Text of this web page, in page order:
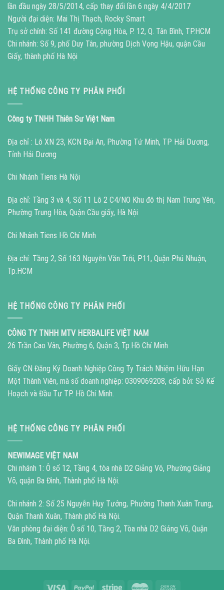
lần đầu ngày 28/5/2014, cấp thay đổi lần 6 ngày 4/4/2017
Người đại diện: Mai Thị Thạch, Rocky Smart
Trụ sở chính: Số 141 đường Cộng Hòa, P. 12, Q. Tân Bình, TP.HCM
Chi nhánh: Số 9, phố Duy Tân, phường Dịch Vọng Hậu, quận Cầu
Giấy, thành phố Hà Nội
HỆ THỐNG CÔNG TY PHÂN PHỐI
Công ty TNHH Thiên Sư Việt Nam
Địa chỉ : Lô XN 23, KCN Đại An, Phường Tứ Minh, TP Hải Dương,
Tỉnh Hải Dương
Chi Nhánh Tiens Hà Nội
Địa chỉ: Tầng 3 và 4, Số 11 Lô 2 C4/NO Khu đô thị Nam Trung Yên,
Phường Trung Hòa, Quận Cầu giấy, Hà Nội
Chi Nhánh Tiens Hồ Chí Minh
Địa chỉ: Tầng 2, Số 163 Nguyễn Văn Trỗi, P11, Quận Phú Nhuận,
Tp.HCM
HỆ THỐNG CÔNG TY PHÂN PHỐI
CÔNG TY TNHH MTV HERBALIFE VIỆT NAM
26 Trần Cao Vân, Phường 6, Quận 3, Tp.Hồ Chí Minh
Giấy CN Đăng Ký Doanh Nghiệp Công Ty Trách Nhiệm Hữu Hạn
Một Thành Viên, mã số doanh nghiệp: 0309069208, cấp bởi: Sở Kế
Hoạch và Đầu Tư TP. Hồ Chí Minh.
HỆ THỐNG CÔNG TY PHÂN PHỐI
NEWIMAGE VIỆT NAM
Chi nhánh 1: Ô số 12, Tầng 4, tòa nhà D2 Giảng Võ, Phường Giảng
Võ, quận Ba Đình, Thành phố Hà Nội.
Chi nhánh 2: Số 25 Nguyễn Huy Tưởng, Phường Thanh Xuân Trung,
Quận Thanh Xuân, Thành phố Hà Nội.
Văn phòng đại diện: Ô số 10, Tầng 2, Tòa nhà D2 Giảng Võ, Quận
Ba Đình, Thành phố Hà Nội.